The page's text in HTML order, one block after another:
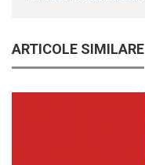
ARTICOLE SIMILARE